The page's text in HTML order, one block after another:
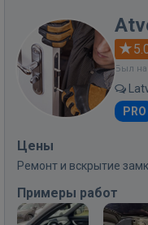
Был на
PRO
Цены
Ремонт и вскрытие
Примеры работ